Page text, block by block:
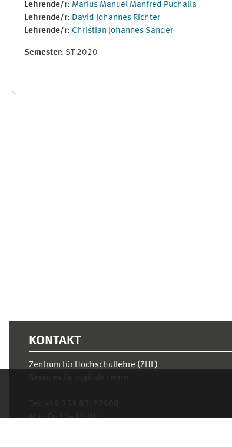
Lehrende/r: Marius Manuel Manfred Puchalla
Lehrende/r: David Johannes Richter
Lehrende/r: Christian Johannes Sander
Semester: ST 2020
KONTAKT
Zentrum für Hochschullehre (ZHL)
Mo.- Fr. 10–16 Uhr